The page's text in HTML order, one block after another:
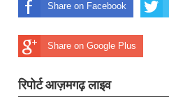
Share on Facebook
Share on Google Plus
रिपोर्ट आज़मगढ़ लाइव